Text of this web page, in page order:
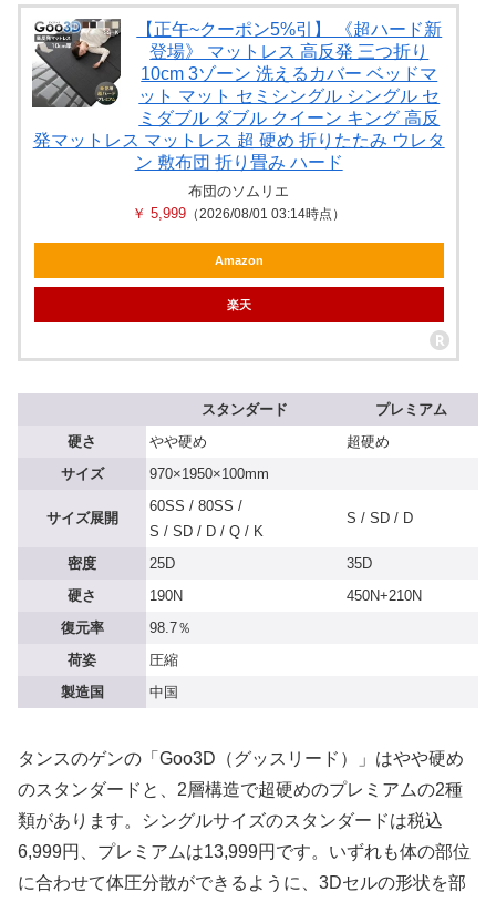
【正午~クーポン5%引】 《超ハード新
登場》 マットレス 高反発 三つ折り
10cm 3ゾーン 洗えるカバー ベッドマ
ット マット セミシングル シングル セ
ミダブル ダブル クイーン キング 高反
発マットレス マットレス 超 硬め 折りたたみ ウレタ
ン 敷布団 折り畳み ハード
布団のソムリエ
￥ 5,999 （2026/08/01 03:14時点）
Amazon
楽天
スタンダード
プレミアム
硬さ
やや硬め
超硬め
サイズ
970×1950×100mm
サイズ展開
60SS / 80SS /
S / SD / D / Q / K
S / SD / D
密度 25D
35D
硬さ
190N
450N+210N
復元率
98.7％
荷姿
圧縮
製造国
中国
タンスのゲンの「Goo3D（グッスリード）」はやや硬め
のスタンダードと、2層構造で超硬めのプレミアムの2種
類があります。シングルサイズのスタンダードは税込
6,999円、プレミアムは13,999円です。いずれも体の部位
に合わせて体圧分散ができるように、3Dセルの形状を部